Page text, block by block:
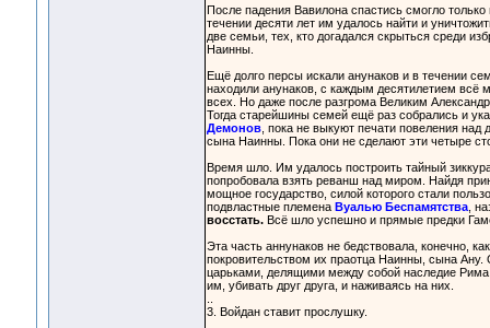
После падения Вавилона спастись смогло
течении десяти лет им удалось найти и
две семьи, тех, кто догадался скрыться среди
Наинны.
Ещё долго персы искали анунаков и в течении
находили анунаков, с каждым десятилетием
всех. Но даже после разгрома Великим
Тогда старейшины семей ещё раз собрались и
Демонов, пока не выкуют печати повеления над
сына Наинны. Пока они не сделают эти четыре
Время шло. Им удалось построить тайный
попробовала взять реванш над миром. Найдя
мощное государство, силой которого стали
подвластные племена Вуалью Беспамятства,
восстать.Всё шло успешно и прямые предки
Эта часть аннунаков не бедствовала, конечно,
покровительством их праотца Наинны, сына
царьками, делящими между собой наследие
им, убивать друг друга, и наживаясь на них.
3. Войдан ставит прослушку.